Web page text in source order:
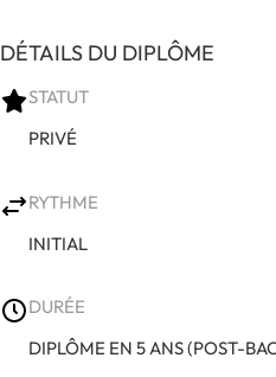
DÉTAILS DU DIPLÔME
STATUT
PRIVÉ
RYTHME
INITIAL
DURÉE
DIPLÔME EN 5 ANS (POST-